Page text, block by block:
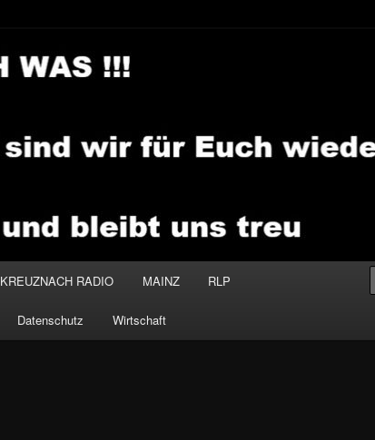
KREUZNACH RADIO MAINZ RLP
Datenschutz Wirtschaft